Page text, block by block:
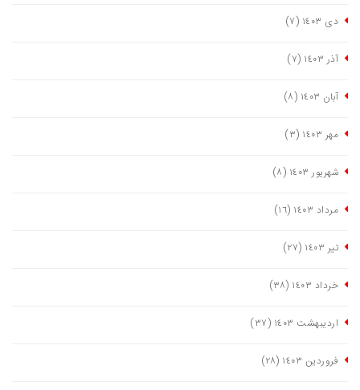
دی ١٤٠٣ (٧)
آذر ١٤٠٣ (٧)
آبان ١٤٠٣ (٨)
مهر ١٤٠٣ (٣)
شهریور ١٤٠٣ (٨)
مرداد ١٤٠٣ (١٦)
تیر ١٤٠٣ (٢٧)
خرداد ١٤٠٣ (٣٨)
اردیبهشت ١٤٠٣ (٣٧)
فروردین ١٤٠٣ (٢٨)